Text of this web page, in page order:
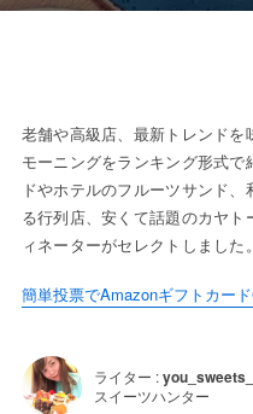
老舗や高級店、最新トレンド
モーニングをランキング形式
ドやホテルのフルーツサンド
る行列店、安くて話題のカヤ
ィネーターがセレクトしまし
簡単投票でAmazonギフトカード
ライター :
スイーツハンター